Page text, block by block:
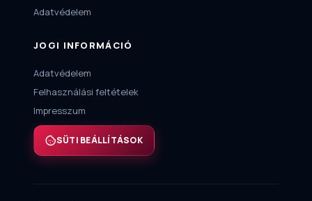
Adatvédelem
JOGI INFORMÁCIÓ
Adatvédelem
Felhasználási feltételek
Impresszum
SÜTI BEÁLLÍTÁSOK